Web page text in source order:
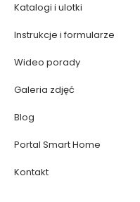
Katalogi i ulotki
Instrukcje i formularze
Wideo porady
Galeria zdjęć
Blog
Portal Smart Home
Kontakt